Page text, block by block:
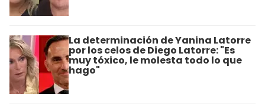
La determinación de Yanina Latorre
por los celos de Diego Latorre: "Es
muy tóxico, le molesta todo lo que
hago"